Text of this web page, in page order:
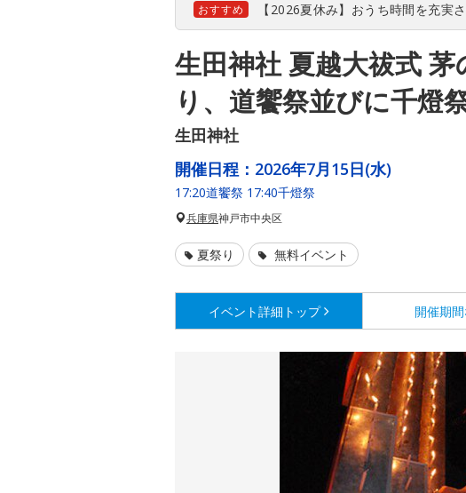
おすすめ 【2026夏休み】おうち時間を充実
生田神社 夏越大祓式 茅
り、道饗祭並びに千燈
生田神社
開催日程： 2026年7月15日(水)
17:20道饗祭 17:40千燈祭
兵庫県神戸市中央区
夏祭り 無料イベント
イベント詳細 トップ 開催期